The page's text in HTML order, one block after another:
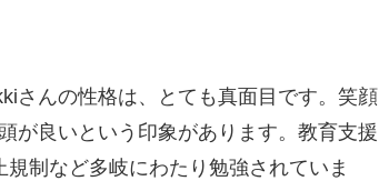
さんの性格は、とても真面目です。笑顔
が良いという印象があります。教育支援
制など多岐にわたり勉強されていま